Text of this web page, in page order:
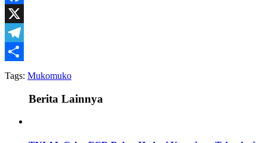
Facebook
X
Telegram
Share
Tags: Mukomuko
Berita Lainnya